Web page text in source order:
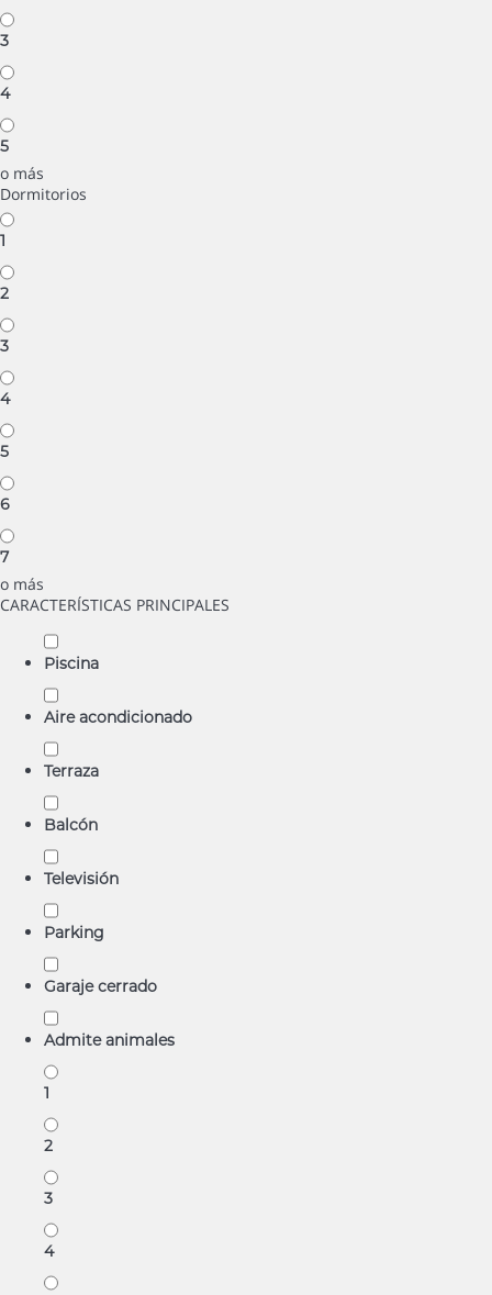
3
4
5
o más
Dormitorios
1
2
3
4
5
6
7
o más
CARACTERÍSTICAS PRINCIPALES
Piscina
Aire acondicionado
Terraza
Balcón
Televisión
Parking
Garaje cerrado
Admite animales
1
2
3
4